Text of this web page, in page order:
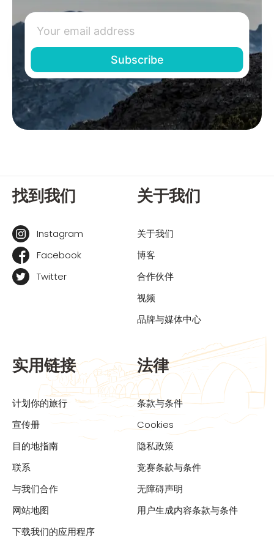
找到我们
Instagram
Facebook
Twitter
关于我们
关于我们
博客
合作伙伴
视频
品牌与媒体中心
实用链接
计划你的旅行
宣传册
目的地指南
联系
与我们合作
网站地图
下载我们的应用程序
法律
条款与条件
Cookies
隐私政策
竞赛条款与条件
无障碍声明
用户生成内容条款与条件